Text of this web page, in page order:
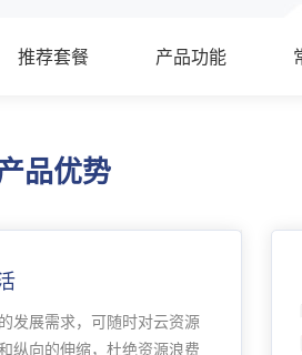
推荐套餐 产品功能
品优势
发展需求，可随时对云资源
纵向的伸缩，杜绝资源浪费